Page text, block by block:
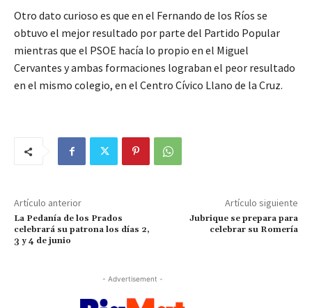
Otro dato curioso es que en el Fernando de los Ríos se
obtuvo el mejor resultado por parte del Partido Popular
mientras que el PSOE hacía lo propio en el Miguel
Cervantes y ambas formaciones lograban el peor resultado
en el mismo colegio, en el Centro Cívico Llano de la Cruz.
Artículo anterior
La Pedanía de los Prados
celebrará su patrona los días 2,
3 y 4 de junio
Artículo siguiente
Jubrique se prepara para
celebrar su Romería
- Advertisement -